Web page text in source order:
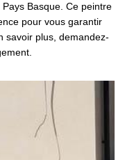
Basque. Ce peintre
pour vous garantir
savoir plus, demandez-